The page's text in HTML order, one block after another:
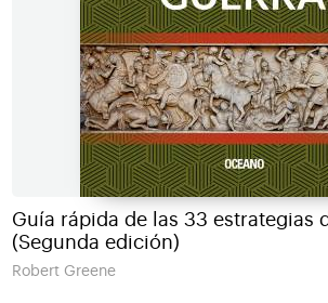
Guía rápida de las 33 estrategias
(Segunda edición)
Robert Greene